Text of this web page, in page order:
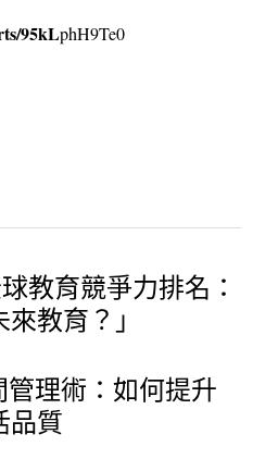
95kLphH9Te0
教育競爭力排名：
教育？」
管理術：如何提升
品質